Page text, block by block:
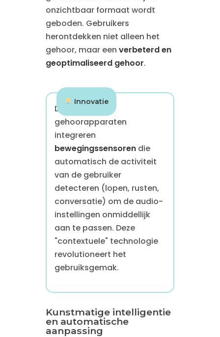
onzichtbaar formaat wordt
geboden. Gebruikers
herontdekken niet alleen het
gehoor, maar een verbeterd en
geoptimaliseerd gehoor.
Innovatie
De nieuwste
gehoorapparaten
integreren
bewegingssensorendie
automatisch de activiteit
van de gebruiker
detecteren (lopen, rusten,
conversatie) om de audio-
instellingen onmiddellijk
aan te passen. Deze
"contextuele" technologie
revolutioneert het
gebruiksgemak.
Kunstmatige intelligentie
en automatische
aanpassing